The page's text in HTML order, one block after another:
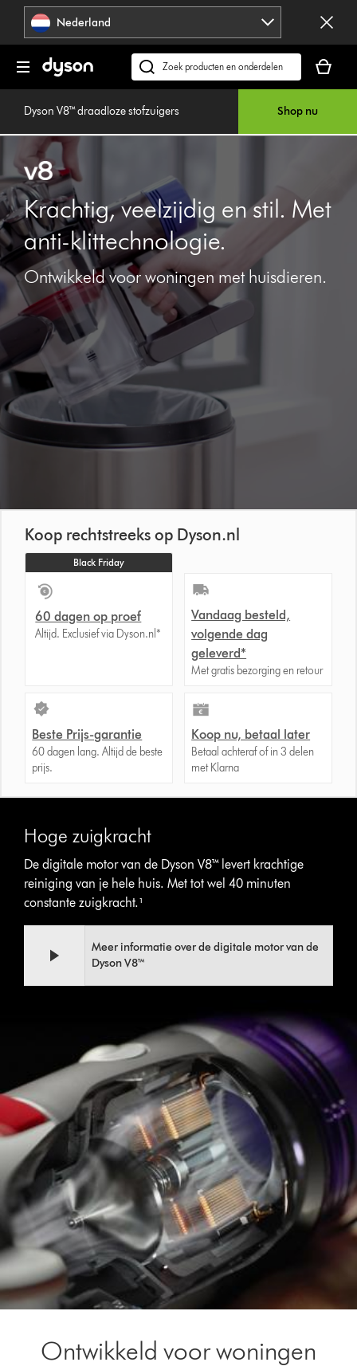
Navigatie
overslaan
Nederland
Zoek
op
dyson.nl
is
Dyson V8™ draadloze stofzuigers Shop nu
Krachtig, veelzijdig en stil. Met
anti-klittechnologie.
Ontwikkeld voor woningen met huisdieren.
Koop rechtstreeks op Dyson.nl
Black Friday
60 dagen op proef
Altijd. Exclusief via Dyson.nl*
Vandaag besteld,
volgende dag
geleverd*
Met gratis bezorging en retour
Beste Prijs-garantie
60 dagen lang. Altijd de beste
prijs.
Koop nu, betaal later
Betaal achteraf of in 3 delen
met Klarna
Hoge zuigkracht
De digitale motor van de Dyson V8™ levert krachtige
reiniging van je hele huis. Met tot wel 40 minuten
constante zuigkracht.¹
Transcript
openen
Meer informatie over de digitale motor van de
Dyson V8™
Ontwikkeld voor woningen